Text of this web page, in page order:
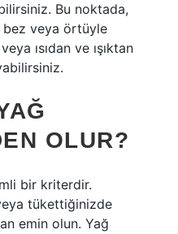
Bu noktada,
veya örtüyle
ısıdan ve ışıktan
OLUR?
bir kriterdir.
tükettiğinizde
emin olun. Yağ